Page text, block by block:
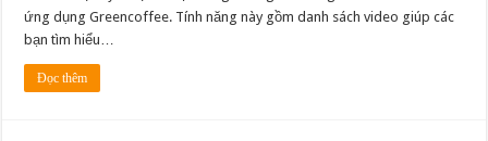
ứng dụng Greencoffee. Tính năng này gồm danh sách video giúp các
bạn tìm hiểu…
Đọc thêm